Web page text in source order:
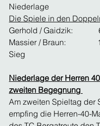
Niederlage
Die Spiele in den
Gerhold / Gaidzik:
Massier / Braun:
Sieg
Niederlage der Herren
zweiten Begegnung
Am zweiten Spieltag der
empfing die Herren-40-